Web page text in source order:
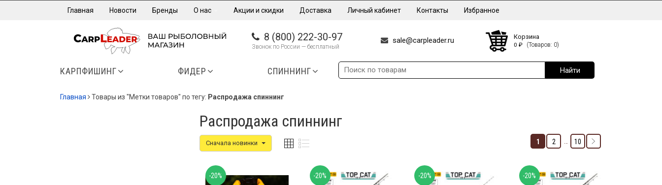
Главная Новости Бренды О нас Акции и скидки Доставка Личный кабинет Контакты Избранное
8 (800) 222-30-97
Звонок по России — бесплатный
sale@carpleader.ru Корзина
0 ₽ (Товаров: 0)
КАРПФИШИНГ ФИДЕР СПИННИНГ
Главная Товары из "Метки товаров" по тегу: Распродажа спиннинг
Распродажа спиннинг
Сначала новинки 1 2 10
-20% -20% -20% -20%